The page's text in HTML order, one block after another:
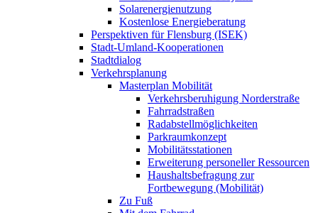
Solarenergienutzung
Kostenlose Energieberatung
Perspektiven für Flensburg (ISEK)
Stadt-Umland-Kooperationen
Stadtdialog
Verkehrsplanung
Masterplan Mobilität
Verkehrsberuhigung Norderstraße
Fahrradstraßen
Radabstellmöglichkeiten
Parkraumkonzept
Mobilitätsstationen
Erweiterung personeller Ressourcen
Haushaltsbefragung zur
Fortbewegung (Mobilität)
Zu Fuß